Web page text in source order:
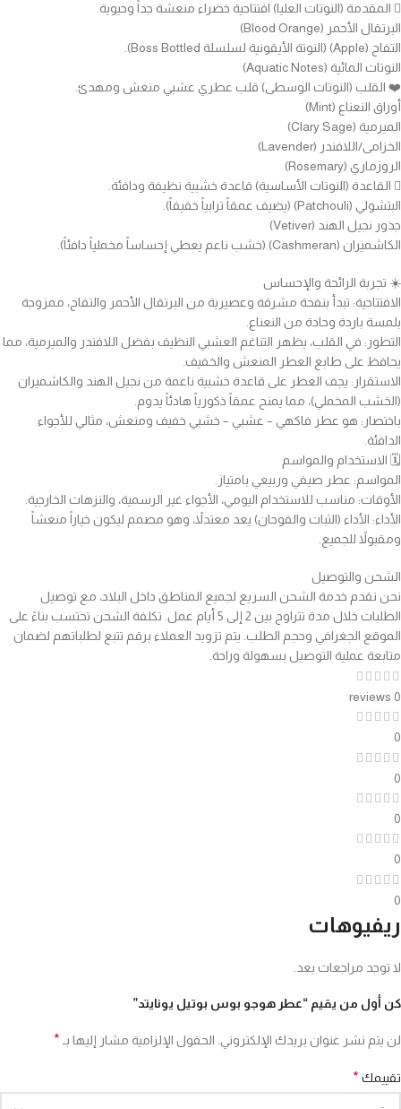
🫆 المقدمة (النوتات العليا) افتتاحية خضراء منعشة جداً وحيوية.
البرتقال الأحمر (Blood Orange)
التفاح (Apple) (النوتة الأيقونية لسلسلة Boss Bottled).
النوتات المائية (Aquatic Notes)
❤️ القلب (النوتات الوسطى) قلب عطري عشبي منعش ومهدئ.
أوراق النعناع (Mint)
الميرمية (Clary Sage)
الخزامى/اللافندر (Lavender)
الروزماري (Rosemary)
🫆 القاعدة (النوتات الأساسية) قاعدة خشبية نظيفة ودافئة.
البتشولي (Patchouli) (يضيف عمقاً ترابياً خفيفاً).
جذور نجيل الهند (Vetiver)
الكاشميران (Cashmeran) (خشب ناعم يعطي إحساساً مخملياً دافئاً).
☀️ تجربة الرائحة والإحساس
الافتتاحية: تبدأ بنفحة مشرقة وعصيرية من البرتقال الأحمر والتفاح، ممزوجة
بلمسة باردة وحادة من النعناع.
التطور: في القلب، يظهر التناغم العشبي النظيف بفضل اللافندر والميرمية، مما
يحافظ على طابع العطر المنعش والخفيف.
الاستقرار: يجف العطر على قاعدة خشبية ناعمة من نجيل الهند والكاشميران
(الخشب المخملي)، مما يمنح عمقاً ذكورياً هادئاً يدوم.
باختصار: هو عطر فاكهي – عشبي – خشبي خفيف ومنعش، مثالي للأجواء
الدافئة.
🗓️ الاستخدام والمواسم
المواسم: عطر صيفي وربيعي بامتياز.
الأوقات: مناسب للاستخدام اليومي، الأجواء غير الرسمية، والنزهات الخارجية.
الأداء: الأداء (الثبات والفوحان) يعد معتدلاً، وهو مصمم ليكون خياراً منعشاً
ومقبولاً للجميع.
الشحن والتوصيل
نحن نقدم خدمة الشحن السريع لجميع المناطق داخل البلاد، مع توصيل
الطلبات خلال مدة تتراوح بين 2 إلى 5 أيام عمل. تكلفة الشحن تحتسب بناءً على
الموقع الجغرافي وحجم الطلب. يتم تزويد العملاء برقم تتبع لطلباتهم لضمان
متابعة عملية التوصيل بسهولة وراحة.
0 reviews
0
0
0
0
0
ريفيوهات
لا توجد مراجعات بعد.
كن أول من يقيم “عطر هوجو بوس بوتيل يونايتد”
لن يتم نشر عنوان بريدك الإلكتروني. الحقول الإلزامية مشار إليها بـ *
تقييمك *